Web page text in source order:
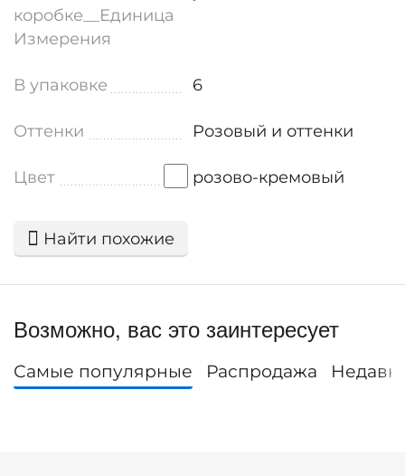
коробке__Единица
Измерения
В упаковке 6
Оттенки Розовый и оттенки
Цвет розово-кремовый
Найти похожие
Возможно, вас это заинтересует
Самые популярные Распродажа